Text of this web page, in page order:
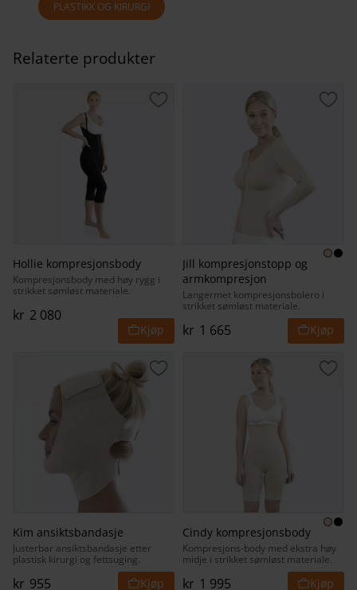
PLASTIKK OG KIRURGI
Relaterte produkter
Hollie kompresjonsbody
Kompresjonsbody med høy rygg i
strikket sømløst materiale.
kr 2 080
Lagre som favoritt
Jill kompresjonstopp og
armkompresjon
Langermet kompresjonsbolero i
strikket sømløst materiale.
kr 1 665
Kim ansiktsbandasje
Justerbar ansiktsbandasje etter
plastisk kirurgi og fettsuging.
kr 955
Lagre som favoritt
Cindy kompresjonsbody
Kompresjons-body med ekstra høy
midje i strikket sømløst materiale.
kr 1 995